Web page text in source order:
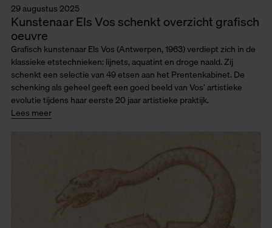
29 augustus 2025
Kunstenaar Els Vos schenkt overzicht grafisch
oeuvre
Grafisch kunstenaar Els Vos (Antwerpen, 1963) verdiept zich in de
klassieke etstechnieken: lijnets, aquatint en droge naald. Zij
schenkt een selectie van 49 etsen aan het Prentenkabinet. De
schenking als geheel geeft een goed beeld van Vos’ artistieke
evolutie tijdens haar eerste 20 jaar artistieke praktijk.
Lees meer